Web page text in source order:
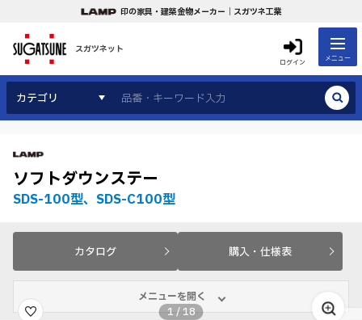
印の家具・建築金物メーカー｜スガツネ工業
スガツネット
ログイン メニュー
カテゴリ
ソフトダウンステー
SDS-100型、SDS-C100型
カタログ 購入・仕様表
メニューを開く
1 /18